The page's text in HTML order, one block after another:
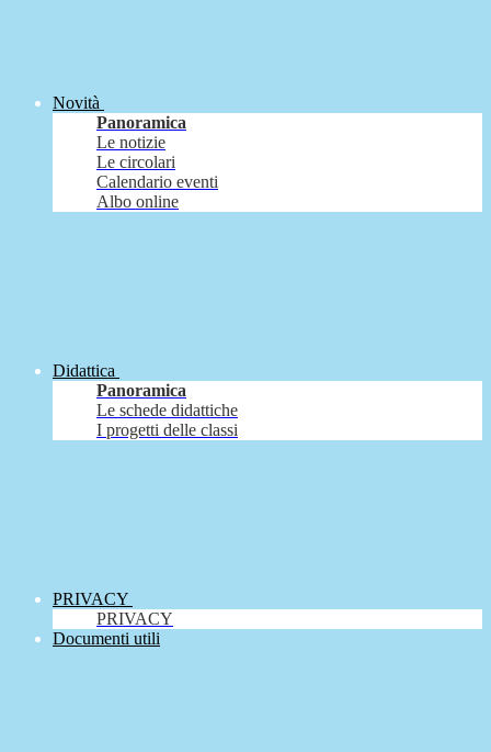
Novità
Panoramica
Le notizie
Le circolari
Calendario eventi
Albo online
Didattica
Panoramica
Le schede didattiche
I progetti delle classi
PRIVACY
PRIVACY
Documenti utili